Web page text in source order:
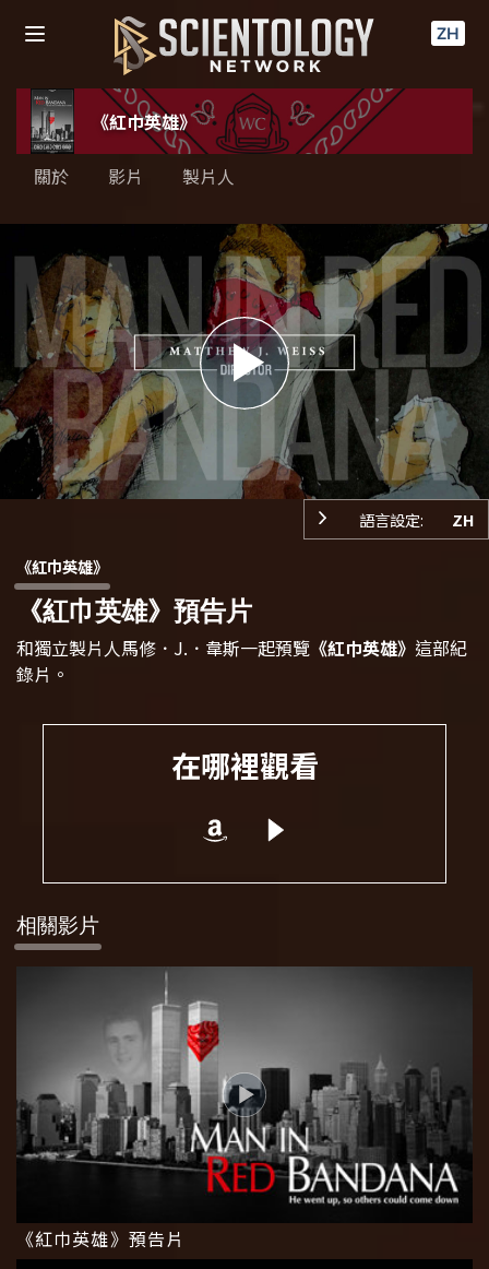
ZH
《紅巾英雄》
關於 影片 製片人
Play
Video
語言設定: ZH
《紅巾英雄》
《紅巾英雄》預告片
和獨立製片人馬修．J.．韋斯一起預覽 《紅巾英雄》 這部紀
錄片。
在哪裡觀看
相關影片
《紅巾英雄》預告片